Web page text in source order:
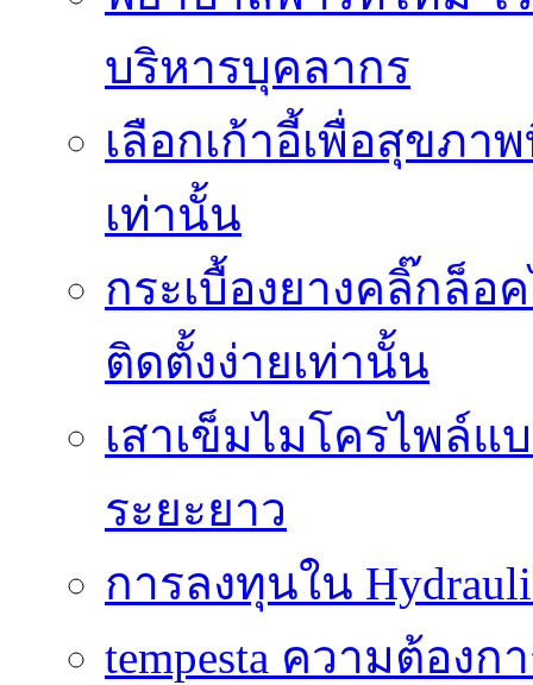
บริหารบุคลากร
เลือกเก้าอี้เพื่อสุขภา
เท่านั้น
กระเบื้องยางคลิ๊กล็อ
ติดตั้งง่ายเท่านั้น
เสาเข็มไมโครไพล์
ระยะยาว
การลงทุนใน
tempesta ความต้อง